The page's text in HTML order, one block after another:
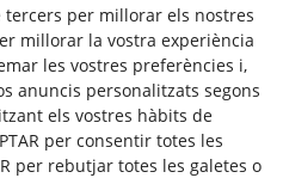
S.L. - Tots els drets
catáleg
per millorar els nostres
millorar la vostra experiència
les vostres preferències i,
anuncis personalitzats segons
els vostres hàbits de
per consentir totes les
per rebutjar totes les galetes o